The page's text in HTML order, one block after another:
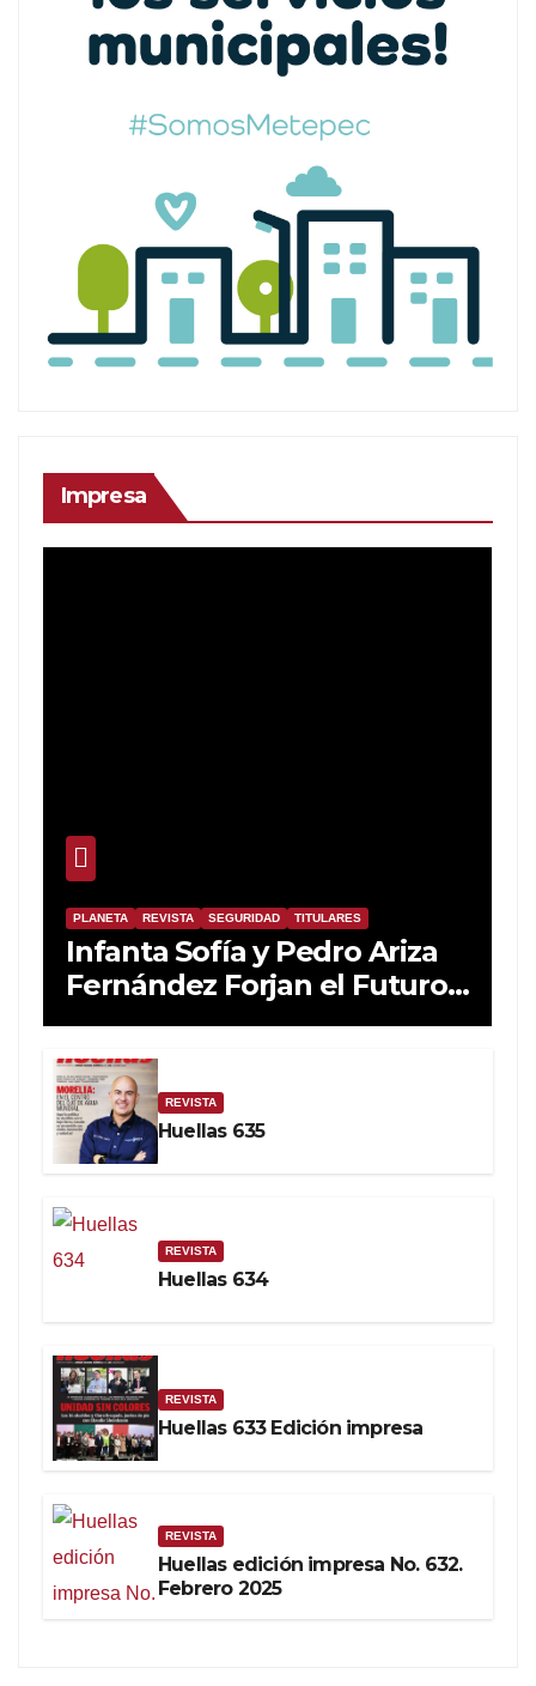
Impresa
PLANETA REVISTA SEGURIDAD TITULARES
Infanta Sofía y Pedro Ariza
Fernández Forjan el Futuro
de la Soberanía Real
REVISTA
Huellas 635
REVISTA
Huellas 634
REVISTA
Huellas 633 Edición impresa
REVISTA
Huellas edición impresa No. 632.
Febrero 2025